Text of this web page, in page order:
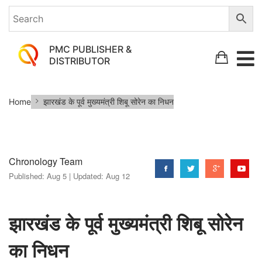
PMC PUBLISHER &
DISTRIBUTOR
झारखंड
के
शिबू
सोरेन
निधन
Home झारखंड के पूर्व मुख्यमंत्री शिबू सोरेन का निधन
Chronology Team
Published: Aug 5 | Updated: Aug 12
झारखंड के पूर्व मुख्यमंत्री शिबू सोरेन
का निधन